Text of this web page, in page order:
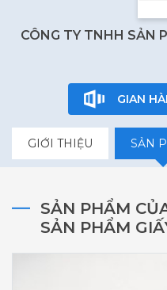
CÔNG TY TNHH SẢN
GIAN
GIỚI THIỆU SẢN
SẢN PHẨM
SẢN PHẨM